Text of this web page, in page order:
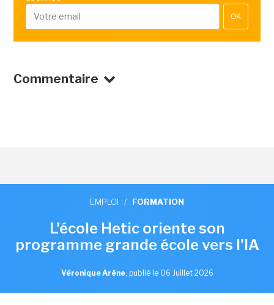
OK
Commentaire
EMPLOI / FORMATION
L'école Hetic oriente son
programme grande école vers l'IA
Véronique Arène, publié le 06 Juillet 2026